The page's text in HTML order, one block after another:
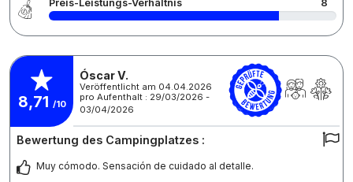
Preis-Leistungs-Verhältnis 8
8,71 /10
Óscar V.
Veröffentlicht am 04.04.2026
pro Aufenthalt : 29/03/2026 -
03/04/2026
Bewertung des Campingplatzes :
Muy cómodo. Sensación de cuidado al detalle.